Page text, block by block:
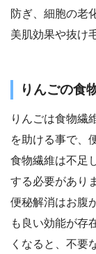
防ぎ、細胞の老
美肌効果や抜け
りんごの食
りんごは食物繊
を助ける事で、
食物繊維は不足
する必要があり
便秘解消はお腹
も良い効能が存
くなると、不要